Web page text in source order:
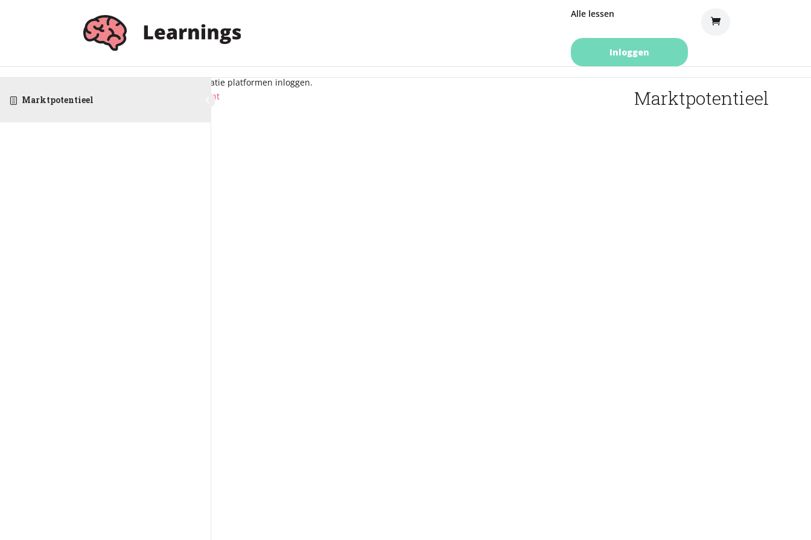
Via jouw schoolaccount
Doe jij een MBO opleiding? Dan is de kans groot dat jij een school account gekregen hebt.
Hiermee kan jij makkelijk en snel op meerdere educatie platformen inloggen.
Inloggen via Entree Of login met je bestaande account
Alle lessen
Inloggen
Marktpotentieel Marktpotentieel